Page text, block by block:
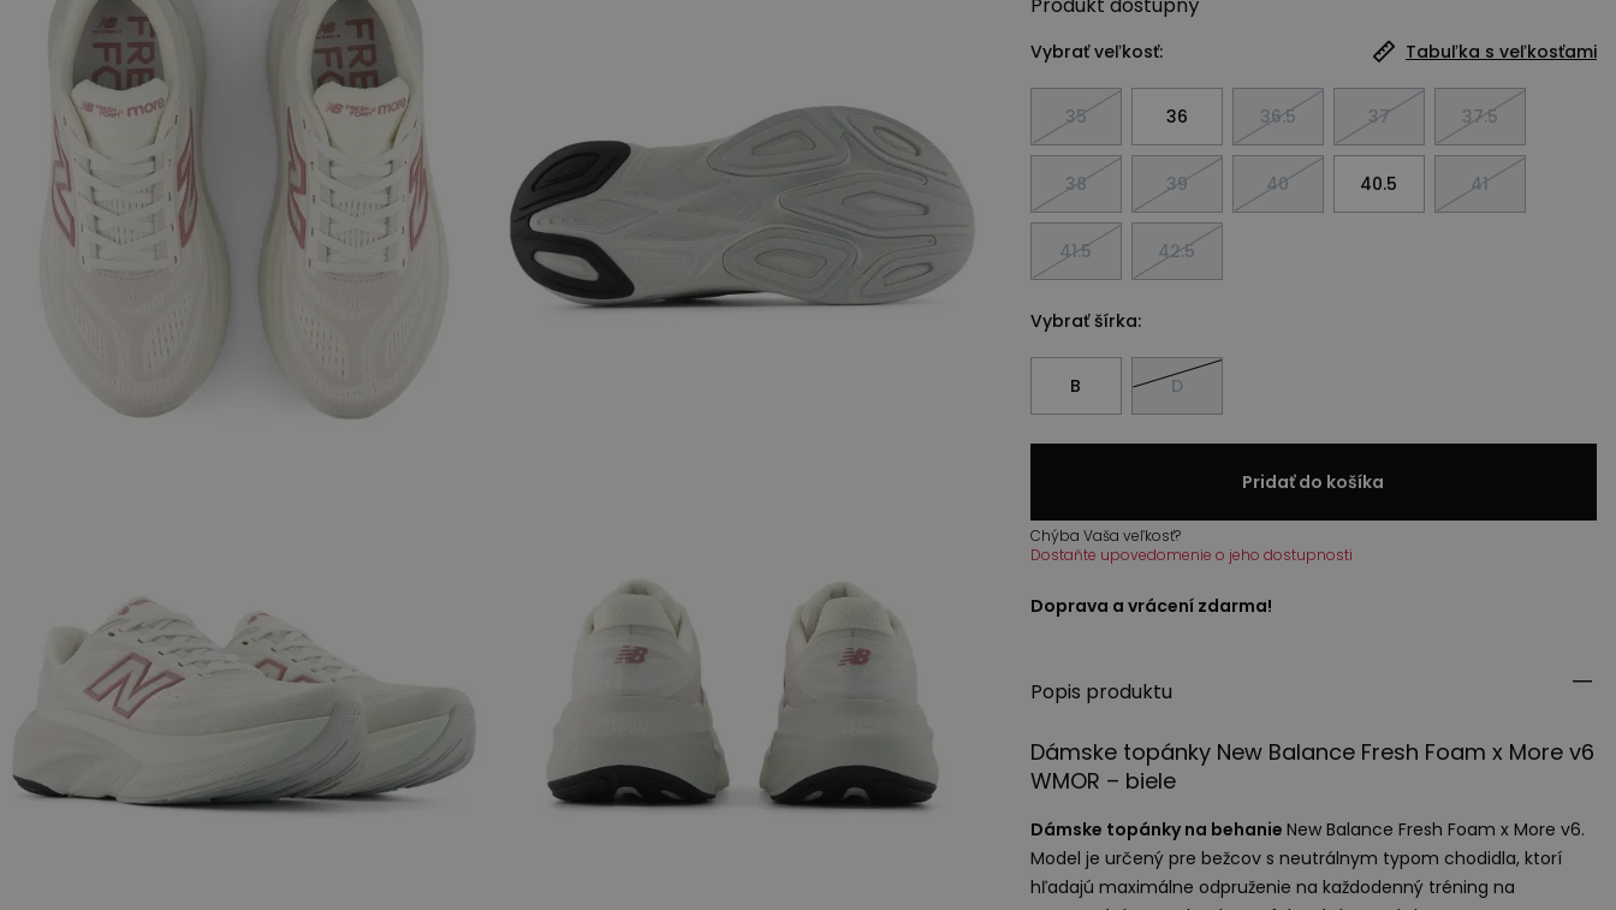
Vybrať veľkosť: Tabuľka s veľkosťami
35 36 36.5 37 37.5
38 39 40 40.5 41
41.5 42.5
Vybrať šírka:
B D
Pridať do košíka
Chýba Vaša veľkosť?
Dostaňte upovedomenie o jeho dostupnosti
Doprava a vrácení zdarma!
Popis produktu
Dámske topánky New Balance Fresh Foam x More v6
WMOR – biele
Dámske topánky na behanie New Balance Fresh Foam x More v6.
Model je určený pre bežcov s neutrálnym typom chodidla, ktorí
hľadajú maximálne odpruženie na každodenný tréning na